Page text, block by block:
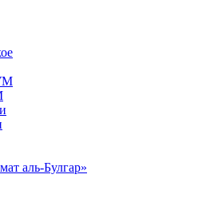
аль-Булгар»